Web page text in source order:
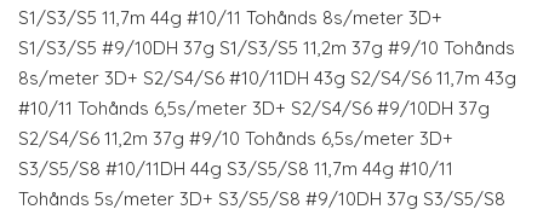
S1/S3/S5 11,7m 44g #10/11 Tohånds 8s/meter 3D+
S1/S3/S5 #9/10DH 37g S1/S3/S5 11,2m 37g #9/10 Tohånds
8s/meter 3D+ S2/S4/S6 #10/11DH 43g S2/S4/S6 11,7m 43g
#10/11 Tohånds 6,5s/meter 3D+ S2/S4/S6 #9/10DH 37g
S2/S4/S6 11,2m 37g #9/10 Tohånds 6,5s/meter 3D+
S3/S5/S8 #10/11DH 44g S3/S5/S8 11,7m 44g #10/11
Tohånds 5s/meter 3D+ S3/S5/S8 #9/10DH 37g S3/S5/S8